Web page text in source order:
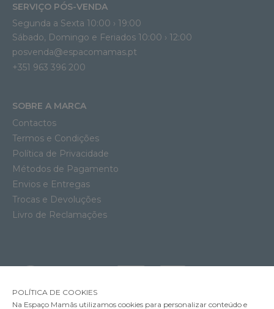
SERVIÇO PÓS-VENDA
Segunda a Sexta 10:00 › 19:00
Sábado, Domingo e Feriados 10:00 › 12:00
posvenda@espacomamas.pt
+351 963 396 200
SOBRE A MARCA
Contactos
Termos e Condições
Política de Privacidade
Métodos de Pagamento
Envios e Entregas
Trocas e Devoluções
Livro de Reclamações
POLÍTICA DE COOKIES
Na Espaço Mamãs utilizamos cookies para personalizar conteúdo e